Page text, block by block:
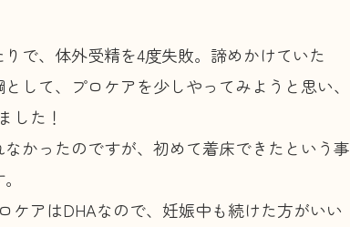
で、体外受精を4度失敗。諦めかけていた
して、プロケアを少しやってみようと思い、
した！
かったのですが、初めて着床できたという事
ケアはDHAなので、妊娠中も続けた方がいい